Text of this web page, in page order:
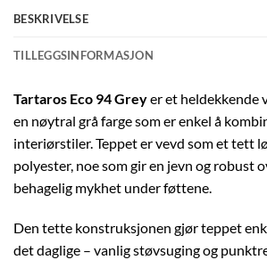
BESKRIVELSE
TILLEGGSINFORMASJON
Tartaros Eco 94 Greyer et heldekkende
en nøytral grå farge som er enkel å
interiørstiler. Teppet er vevd som et tett
polyester, noe som gir en jevn og robust
behagelig mykhet under føttene.
Den tette konstruksjonen gjør teppet
det daglige – vanlig støvsuging og